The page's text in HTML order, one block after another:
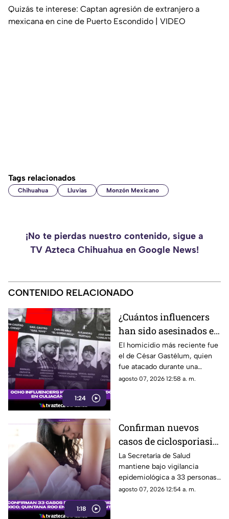
Quizás te interese: Captan agresión de extranjero a
mexicana en cine de Puerto Escondido | VIDEO
Tags relacionados
Chihuahua Lluvias Monzón Mexicano
¡No te pierdas nuestro contenido, sigue a
TV Azteca Chihuahua en Google News!
CONTENIDO RELACIONADO
1:24
¿Cuántos influencers
han sido asesinados en
Culiacán desde 2024?
César Gastélum el más
reciente
El homicidio más reciente fue
el de César Gastélum, quien
fue atacado durante una
transmisión en vivo.
agosto 07, 2026 12:58 a. m.
1:18
Confirman nuevos
casos de ciclosporiasis
en México; este estado
concentra la mayor
cifra
La Secretaría de Salud
mantiene bajo vigilancia
epidemiológica a 33 personas
diagnosticadas con
agosto 07, 2026 12:54 a. m.